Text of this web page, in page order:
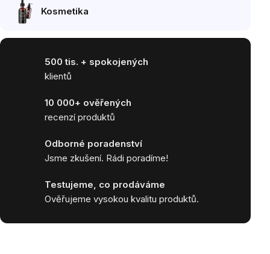
Kosmetika
500 tis. + spokojených
klientů
10 000+ ověřených
recenzí produktů
Odborné poradenství
Jsme zkušení. Rádi poradíme!
Testujeme, co prodáváme
Ověřujeme vysokou kvalitu produktů.